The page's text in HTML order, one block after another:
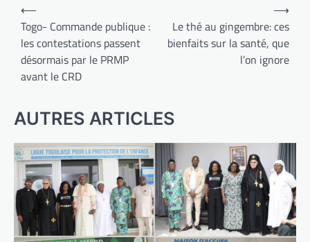
de
l’article
⟵
Togo- Commande publique :
les contestations passent
désormais par le PRMP
avant le CRD
Le thé au gingembre: ces
bienfaits sur la santé, que
l’on ignore
⟶
AUTRES ARTICLES